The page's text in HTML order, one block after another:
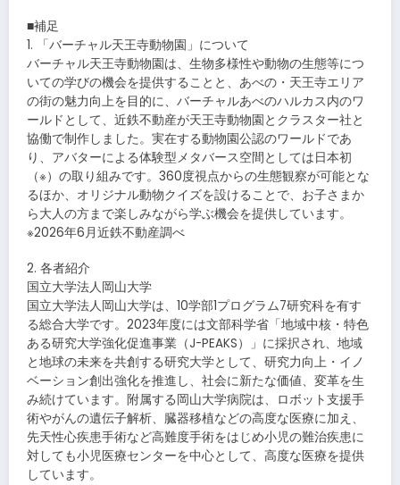
■補足
1. 「バーチャル天王寺動物園」について
バーチャル天王寺動物園は、生物多様性や動物の生態等につ
いての学びの機会を提供することと、あべの・天王寺エリア
の街の魅力向上を目的に、バーチャルあべのハルカス内のワ
ールドとして、近鉄不動産が天王寺動物園とクラスター社と
協働で制作しました。実在する動物園公認のワールドであ
り、アバターによる体験型メタバース空間としては日本初
（※）の取り組みです。360度視点からの生態観察が可能とな
るほか、オリジナル動物クイズを設けることで、お子さまか
ら大人の方まで楽しみながら学ぶ機会を提供しています。
※2026年6月近鉄不動産調べ
2. 各者紹介
国立大学法人岡山大学
国立大学法人岡山大学は、10学部1プログラム7研究科を有す
る総合大学です。2023年度には文部科学省「地域中核・特色
ある研究大学強化促進事業（J-PEAKS）」に採択され、地域
と地球の未来を共創する研究大学として、研究力向上・イノ
ベーション創出強化を推進し、社会に新たな価値、変革を生
み続けています。附属する岡山大学病院は、ロボット支援手
術やがんの遺伝子解析、臓器移植などの高度な医療に加え、
先天性心疾患手術など高難度手術をはじめ小児の難治疾患に
対しても小児医療センターを中心として、高度な医療を提供
しています。